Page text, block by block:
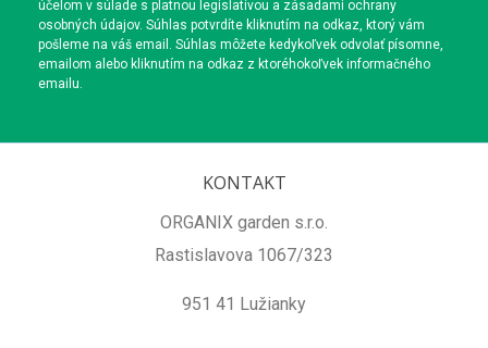
účelom v súlade s platnou legislatívou a zásadami ochrany
osobných údajov. Súhlas potvrdíte kliknutím na odkaz, ktorý vám
pošleme na váš email. Súhlas môžete kedykoľvek odvolať písomne,
emailom alebo kliknutím na odkaz z ktoréhokoľvek informačného
emailu.
KONTAKT
ORGANIX garden s.r.o.
Rastislavova 1067/323
951 41 Lužianky